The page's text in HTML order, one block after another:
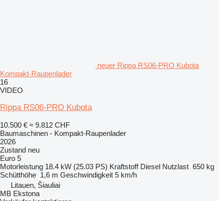
neuer Rippa RS06-PRO Kubota
Kompakt-Raupenlader
16
VIDEO
Rippa RS06-PRO Kubota
10.500 € ≈ 9.812 CHF
Baumaschinen - Kompakt-Raupenlader
2026
Zustand neu
Euro 5
Motorleistung 18.4 kW (25.03 PS) Kraftstoff Diesel Nutzlast 650 kg
Schütthöhe 1,6 m Geschwindigkeit 5 km/h
Litauen, Šiauliai
MB Ekstona